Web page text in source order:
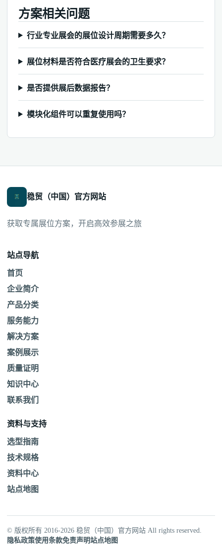
方案相关问题
行业专业展会的展位设计周期需要多久？
展位材料是否符合医疗展会的卫生要求？
是否提供展后数据报告？
模块化组件可以重复使用吗？
稳贸（中国）官方网站
获取专属展位方案，开启高效参展之旅
站点导航
首页
企业简介
产品分类
服务能力
解决方案
案例展示
质量证明
知识中心
联系我们
资料与支持
选型指南
技术规格
资料中心
站点地图
© 版权所有 2016-2026 稳贸（中国）官方网站 All rights reserved.
隐私政策使用条款免责声明站点地图